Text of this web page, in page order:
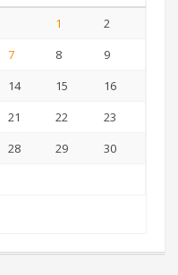
1
2
7 8
9
14 15
16
21 22
23
28 29
30